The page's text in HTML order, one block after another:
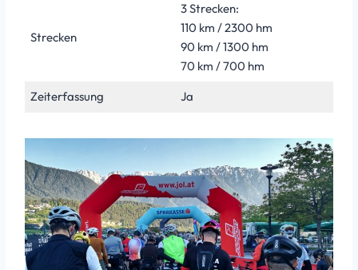
Strecken
3 Strecken:
110 km / 2300 hm
90 km / 1300 hm
70 km / 700 hm
Zeiterfassung
Ja